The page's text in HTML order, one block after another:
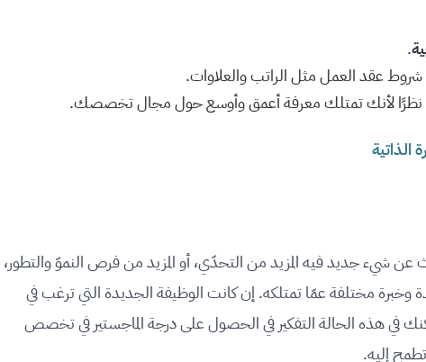
.
عقد العمل مثل الراتب والعلاوات.
لأنك تمتلك معرفة أعمق وأوسع حول مجال تخصصك.
الذاتية
شيء جديد فيه المزيد من التحدّي، أو المزيد من فرص النموّ والتطور،
مختلفة عمّا تمتلكه. إن كانت الوظيفة الجديدة التي ترغب في
في هذه الحالة التفكير في الحصول على درجة الماجستير في تخصص
إليه.